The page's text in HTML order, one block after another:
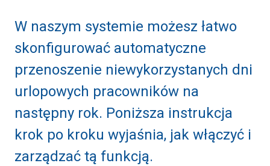
W naszym systemie możesz łatwo
skonfigurować automatyczne
przenoszenie niewykorzystanych dni
urlopowych pracowników na
następny rok. Poniższa instrukcja
krok po kroku wyjaśnia, jak włączyć i
zarządzać tą funkcją.